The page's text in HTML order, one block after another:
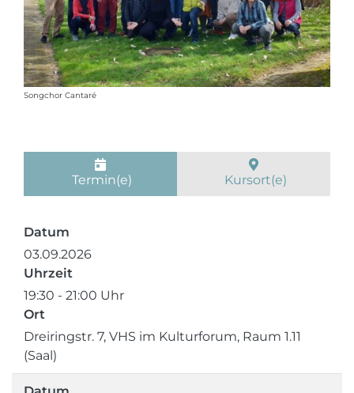
Songchor Cantaré
Termin(e) Kursort(e)
Datum
03.09.2026
Uhrzeit
19:30 - 21:00 Uhr
Ort
Dreiringstr. 7, VHS im Kulturforum, Raum 1.11
(Saal)